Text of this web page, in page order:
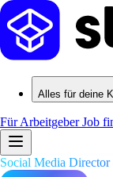
Alles für deine
Für ArbeitgeberJob
Social Media